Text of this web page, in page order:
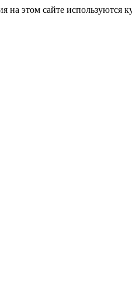
на этом сайте используются